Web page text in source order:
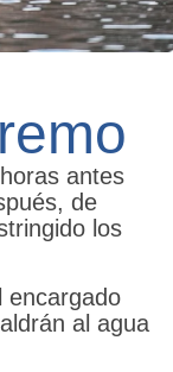
antes
de
los
encargado
al agua